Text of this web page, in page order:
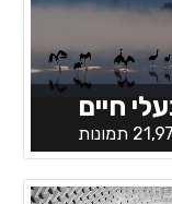
חיים
תמונות